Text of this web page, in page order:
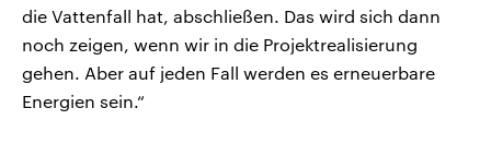
die Vattenfall hat, abschließen. Das wird sich dann
noch zeigen, wenn wir in die Projektrealisierung
gehen. Aber auf jeden Fall werden es erneuerbare
Energien sein.“